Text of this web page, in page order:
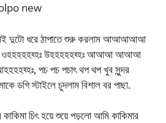
new
দুটো ধরে ঠাপাতে শুরু করলাম আআআআআ
ওহহহহহহ্হঃ উহহহহহহ্হঃ আআআ আআআ
পচ পচ পচাৎ থপ থপ খুব সুন্দর
ডগি স্টাইলে চুদলাম বিশাল বর পাছা.
কাকিমা চিৎ হয়ে শুয়ে পড়লো আমি কাকিমার